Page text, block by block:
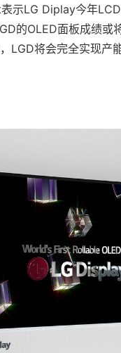
示LG Diplay今年
的OLED面板成绩或
LGD将会完全实现产